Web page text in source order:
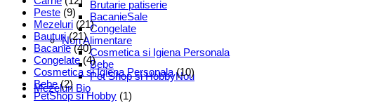
Brutarie patiserie
Bacanie
Congelate
Non Alimentare
Cosmetica si Igiena Personala
Bebe
Pet Shop si Hobby
Mezeluri Bio
Peste (9)
Mezeluri (21)
Bauturi (21)
Bacanie (40)
Congelate (4)
Cosmetica si Igiena Personala (10)
Bebe (2)
PetShop si Hobby (1)